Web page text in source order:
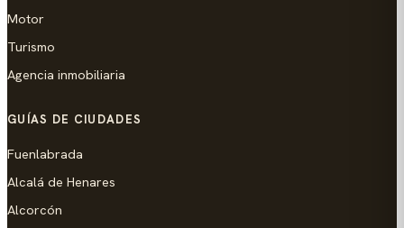
Motor
Turismo
Agencia inmobiliaria
GUÍAS DE CIUDADES
Fuenlabrada
Alcalá de Henares
Alcorcón